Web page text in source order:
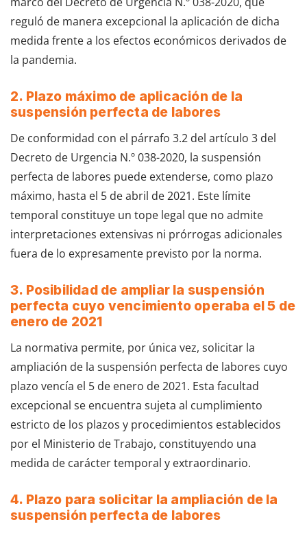
reguló de manera excepcional la aplicación de dicha
medida frente a los efectos económicos derivados de
la pandemia.
2. Plazo máximo de aplicación de la
suspensión perfecta de labores
De conformidad con el párrafo 3.2 del artículo 3 del
Decreto de Urgencia N.º 038-2020, la suspensión
perfecta de labores puede extenderse, como plazo
máximo, hasta el 5 de abril de 2021. Este límite
temporal constituye un tope legal que no admite
interpretaciones extensivas ni prórrogas adicionales
fuera de lo expresamente previsto por la norma.
3. Posibilidad de ampliar la suspensión
perfecta cuyo vencimiento operaba el 5 de
enero de 2021
La normativa permite, por única vez, solicitar la
ampliación de la suspensión perfecta de labores cuyo
plazo vencía el 5 de enero de 2021. Esta facultad
excepcional se encuentra sujeta al cumplimiento
estricto de los plazos y procedimientos establecidos
por el Ministerio de Trabajo, constituyendo una
medida de carácter temporal y extraordinario.
4. Plazo para solicitar la ampliación de la
suspensión perfecta de labores